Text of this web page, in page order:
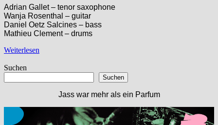
Adrian Gallet – tenor saxophone
Wanja Rosenthal – guitar
Daniel Oetz Salcines – bass
Mathieu Clement – drums
Weiterlesen
Suchen
Suchen
Jass war mehr als ein Parfum